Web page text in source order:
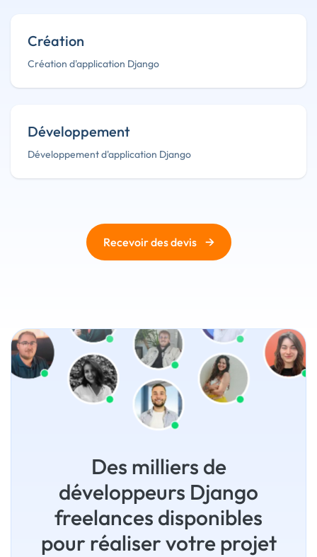
Création
Création d'application Django
Développement
Développement d'application Django
Recevoir des devis →
Des milliers de
développeurs Django
freelances disponibles
pour réaliser votre projet